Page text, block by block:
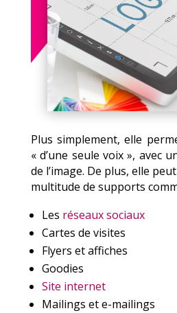
Plus simplement, elle
« d’une seule voix », avec
de l’image. De plus, elle
multitude de supports
Les réseaux sociaux
Cartes de visites
Flyers et affiches
Goodies
Site internet
Mailings et e-mailings